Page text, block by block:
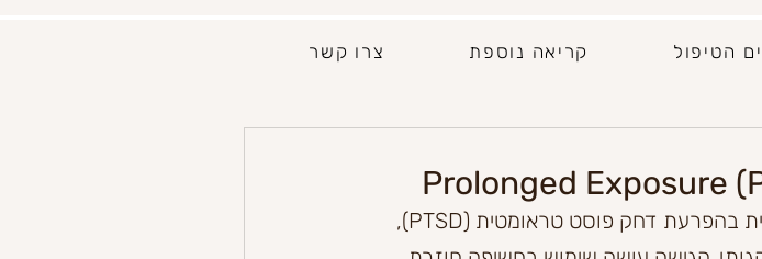
הטיפול קריאה נוספת צרו קשר
״חשיפה ממושכת״ היא גישה טיפולית חדשה יחסית בהפרעת דחק פוסט טראומטית (PTSD),